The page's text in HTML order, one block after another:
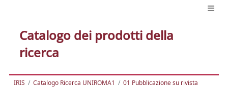
Catalogo dei prodotti della
ricerca
IRIS Catalogo Ricerca UNIROMA1
01 Pubblicazione su rivista